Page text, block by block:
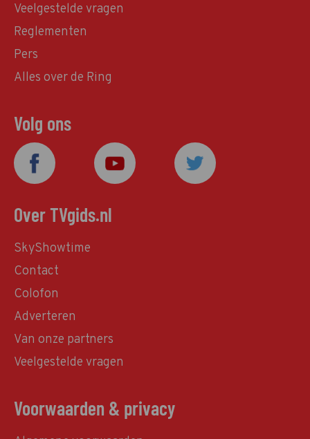
Veelgestelde vragen
Reglementen
Pers
Alles over de Ring
Volg ons
Over TVgids.nl
SkyShowtime
Contact
Colofon
Adverteren
Van onze partners
Veelgestelde vragen
Voorwaarden & privacy